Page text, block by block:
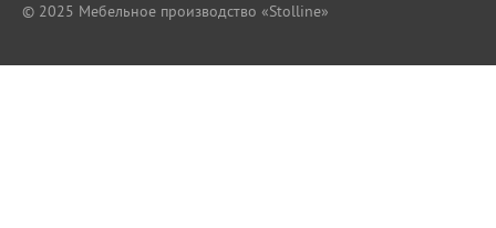
© 2025 Мебельное производство «Stolline»